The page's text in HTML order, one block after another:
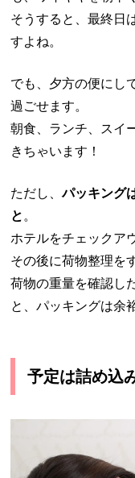
そうすると、最終日
すよね。
でも、夕方の便にし
過ごせます。
朝食、ランチ、スイ
きちゃいます！
ただし、パッキング
と。
ホテルをチェックア
その後に荷物整理を
荷物の重量を確認し
と、パッキングは余
予定は詰め込